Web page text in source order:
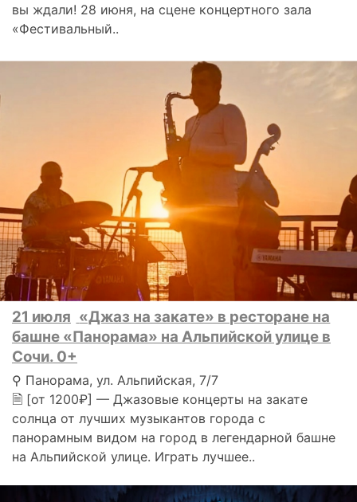
вы ждали! 28 июня, на сцене концертного зала
«Фестивальный..
21 июля «Джаз на закате» в ресторане на
башне «Панорама» на Альпийской улице в
Сочи. 0+
⚲ Панорама, ул. Альпийская, 7/7
🗎 [от 1200₽] — Джазовые концерты на закате
солнца от лучших музыкантов города с
панорамным видом на город в легендарной башне
на Альпийской улице. Играть лучшее..